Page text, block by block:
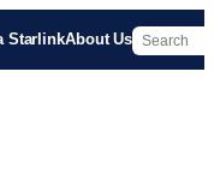
StarlinkAbout Us